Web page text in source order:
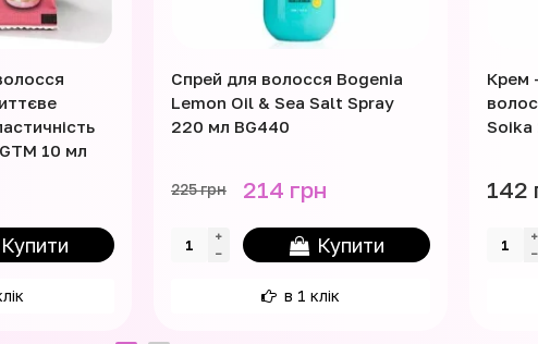
10 мл
Купити
Спрей для волосся Bogenia
Lemon Oil & Sea Salt Spray
220 мл BG440
225 грн 214 грн
Купити
в 1 клік
Крем
Soika
142